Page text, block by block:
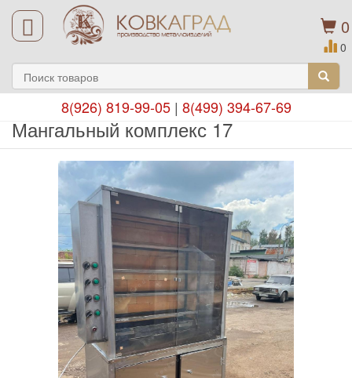
0
0
8(926) 819-99-05| 8(499) 394-67-69
Мангальный комплекс 17